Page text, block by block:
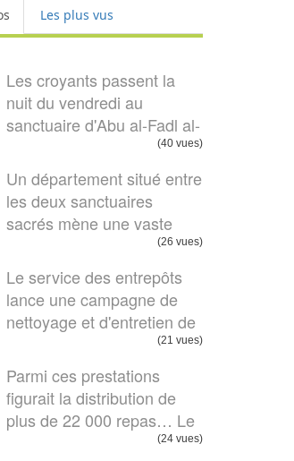
Les plus vus
Les croyants passent la
nuit du vendredi au
sanctuaire d'Abu al-Fadl al-
(40 vues)
Un département situé entre
les deux sanctuaires
sacrés mène une vaste
(26 vues)
Le service des entrepôts
lance une campagne de
nettoyage et d'entretien de
(21 vues)
Parmi ces prestations
figurait la distribution de
plus de 22 000 repas… Le
(24 vues)